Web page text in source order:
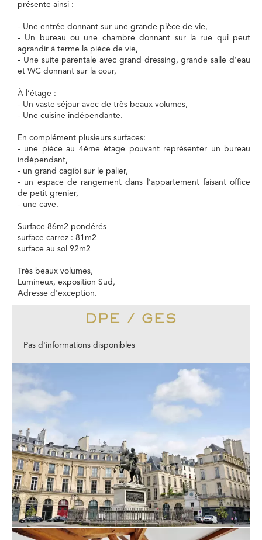
présente ainsi :
- Une entrée donnant sur une grande pièce de vie,
- Un bureau ou une chambre donnant sur la rue qui peut
agrandir à terme la pièce de vie,
- Une suite parentale avec grand dressing, grande salle d’eau
et WC donnant sur la cour,
À l’étage :
- Un vaste séjour avec de très beaux volumes,
- Une cuisine indépendante.
En complément plusieurs surfaces:
- une pièce au 4ème étage pouvant représenter un bureau
indépendant,
- un grand cagibi sur le palier,
- un espace de rangement dans l'appartement faisant office
de petit grenier,
- une cave.
Surface 86m2 pondérés
surface carrez : 81m2
surface au sol 92m2
Très beaux volumes,
Lumineux, exposition Sud,
Adresse d'exception.
DPE / GES
Pas d'informations disponibles